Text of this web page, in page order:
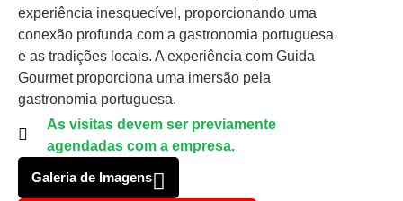
experiência inesquecível, proporcionando uma
conexão profunda com a gastronomia portuguesa
e as tradições locais. A experiência com Guida
Gourmet proporciona uma imersão pela
gastronomia portuguesa.
As visitas devem ser previamente
agendadas com a empresa.
Galeria de Imagens